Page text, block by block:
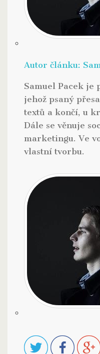
Autor článku:
Samuel Pacek je
jehož psaný
textů a končí, u
Dále se věnuje
marketingu. Ve
vlastní tvorbu.